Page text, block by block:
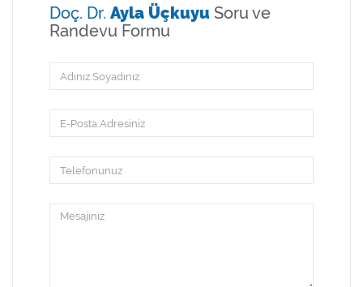
Doç. Dr. Ayla Üçkuyu Soru ve
Randevu Formu